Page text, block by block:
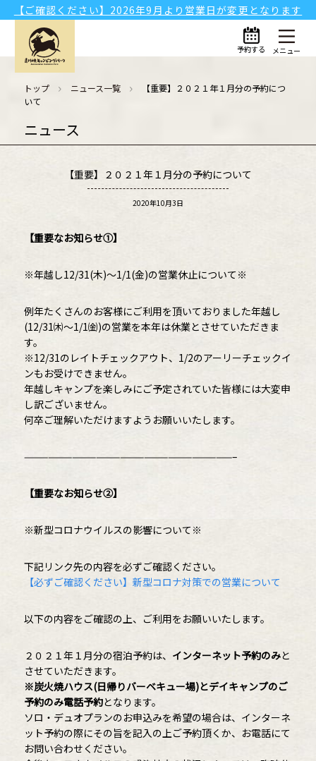
【ご確認ください】2026年9月より営業日が変更となります
予約する メニュー
トップ ニュース一覧
【重要】２０２１年１月分の予約につ
いて
ニュース
【重要】２０２１年１月分の予約について
2020年10月3日
【重要なお知らせ①】
※年越し12/31(木)～1/1(金)の営業休止について※
例年たくさんのお客様にご利用を頂いておりました年越し
(12/31㈭～1/1㈮)の営業を本年は休業とさせていただきま
す。
※12/31のレイトチェックアウト、1/2のアーリーチェックイ
ンもお受けできません。
年越しキャンプを楽しみにご予定されていた皆様には大変申
し訳ございません。
何卒ご理解いただけますようお願いいたします。
——————————————————————————–
【重要なお知らせ②】
※新型コロナウイルスの影響について※
下記リンク先の内容を必ずご確認ください。
【必ずご確認ください】新型コロナ対策での営業について
以下の内容をご確認の上、ご利用をお願いいたします。
２０２１年１月分の宿泊予約は、 インターネット予約のみと
させていただきます。
※炭火焼ハウス(日帰りバーベキュー場)とデイキャンプのご
予約のみ電話予約となります。
ソロ・デュオプランのお申込みを希望の場合は、インターネ
ット予約の際にその旨を記入の上ご予約頂くか、お電話にて
お問い合わせください。